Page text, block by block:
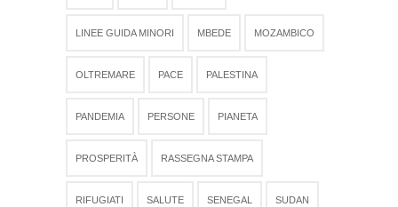
LINEE GUIDA MINORI MBEDE MOZAMBICO
OLTREMARE PACE PALESTINA
PANDEMIA PERSONE PIANETA
PROSPERITÀ RASSEGNA STAMPA
RIFUGIATI SALUTE SENEGAL SUDAN